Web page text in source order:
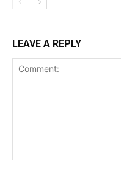
LEAVE A REPLY